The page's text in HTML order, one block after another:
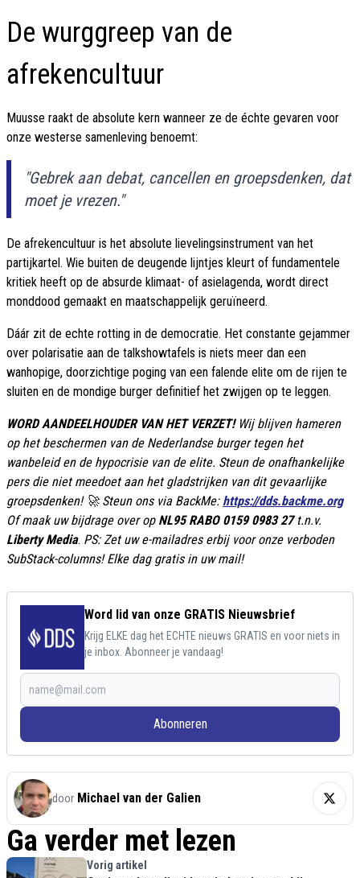
De wurggreep van de
afrekencultuur
Muusse raakt de absolute kern wanneer ze de échte gevaren voor
onze westerse samenleving benoemt:
"Gebrek aan debat, cancellen en groepsdenken, dat
moet je vrezen."
De afrekencultuur is het absolute lievelingsinstrument van het
partijkartel. Wie buiten de deugende lijntjes kleurt of fundamentele
kritiek heeft op de absurde klimaat- of asielagenda, wordt direct
monddood gemaakt en maatschappelijk geruïneerd.
Dáár zit de echte rotting in de democratie. Het constante gejammer
over polarisatie aan de talkshowtafels is niets meer dan een
wanhopige, doorzichtige poging van een falende elite om de rijen te
sluiten en de mondige burger definitief het zwijgen op te leggen.
WORD AANDEELHOUDER VAN HET VERZET! Wij blijven hameren
op het beschermen van de Nederlandse burger tegen het
wanbeleid en de hypocrisie van de elite. Steun de onafhankelijke
pers die niet meedoet aan het gladstrijken van dit gevaarlijke
groepsdenken! 🚀 Steun ons via BackMe: https://dds.backme.org
Of maak uw bijdrage over op NL95 RABO 0159 0983 27 t.n.v.
Liberty Media. PS: Zet uw e-mailadres erbij voor onze verboden
SubStack-columns! Elke dag gratis in uw mail!
Word lid van onze GRATIS Nieuwsbrief
Krijg ELKE dag het ECHTE nieuws GRATIS en voor niets in
je inbox. Abonneer je vandaag!
Abonneren
door Michael van der Galien
Ga verder met lezen
Vorig artikel